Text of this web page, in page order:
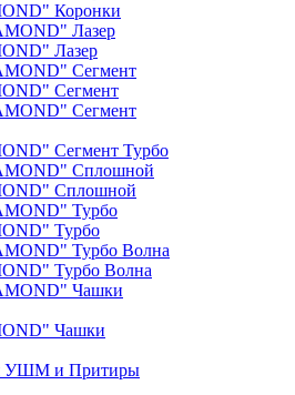
Коронки
Лазер
Сегмент
Сегмент Турбо
Сплошной
Турбо
Турбо Волна
Чашки